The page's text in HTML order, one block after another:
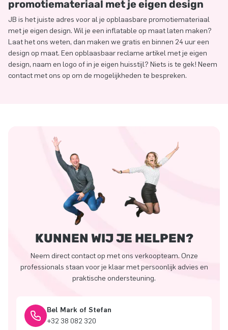
promotiemateriaal met je eigen design
JB is het juiste adres voor al je opblaasbare promotiemateriaal
met je eigen design. Wil je een inflatable op maat laten maken?
Laat het ons weten, dan maken we gratis en binnen 24 uur een
design op maat. Een opblaasbaar reclame artikel met je eigen
design, naam en logo of in je eigen huisstijl? Niets is te gek! Neem
contact met ons op om de mogelijkheden te bespreken.
KUNNEN WIJ JE HELPEN?
Neem direct contact op met ons verkoopteam. Onze
professionals staan voor je klaar met persoonlijk advies en
praktische ondersteuning.
Bel Mark of Stefan
+32 38 082 320